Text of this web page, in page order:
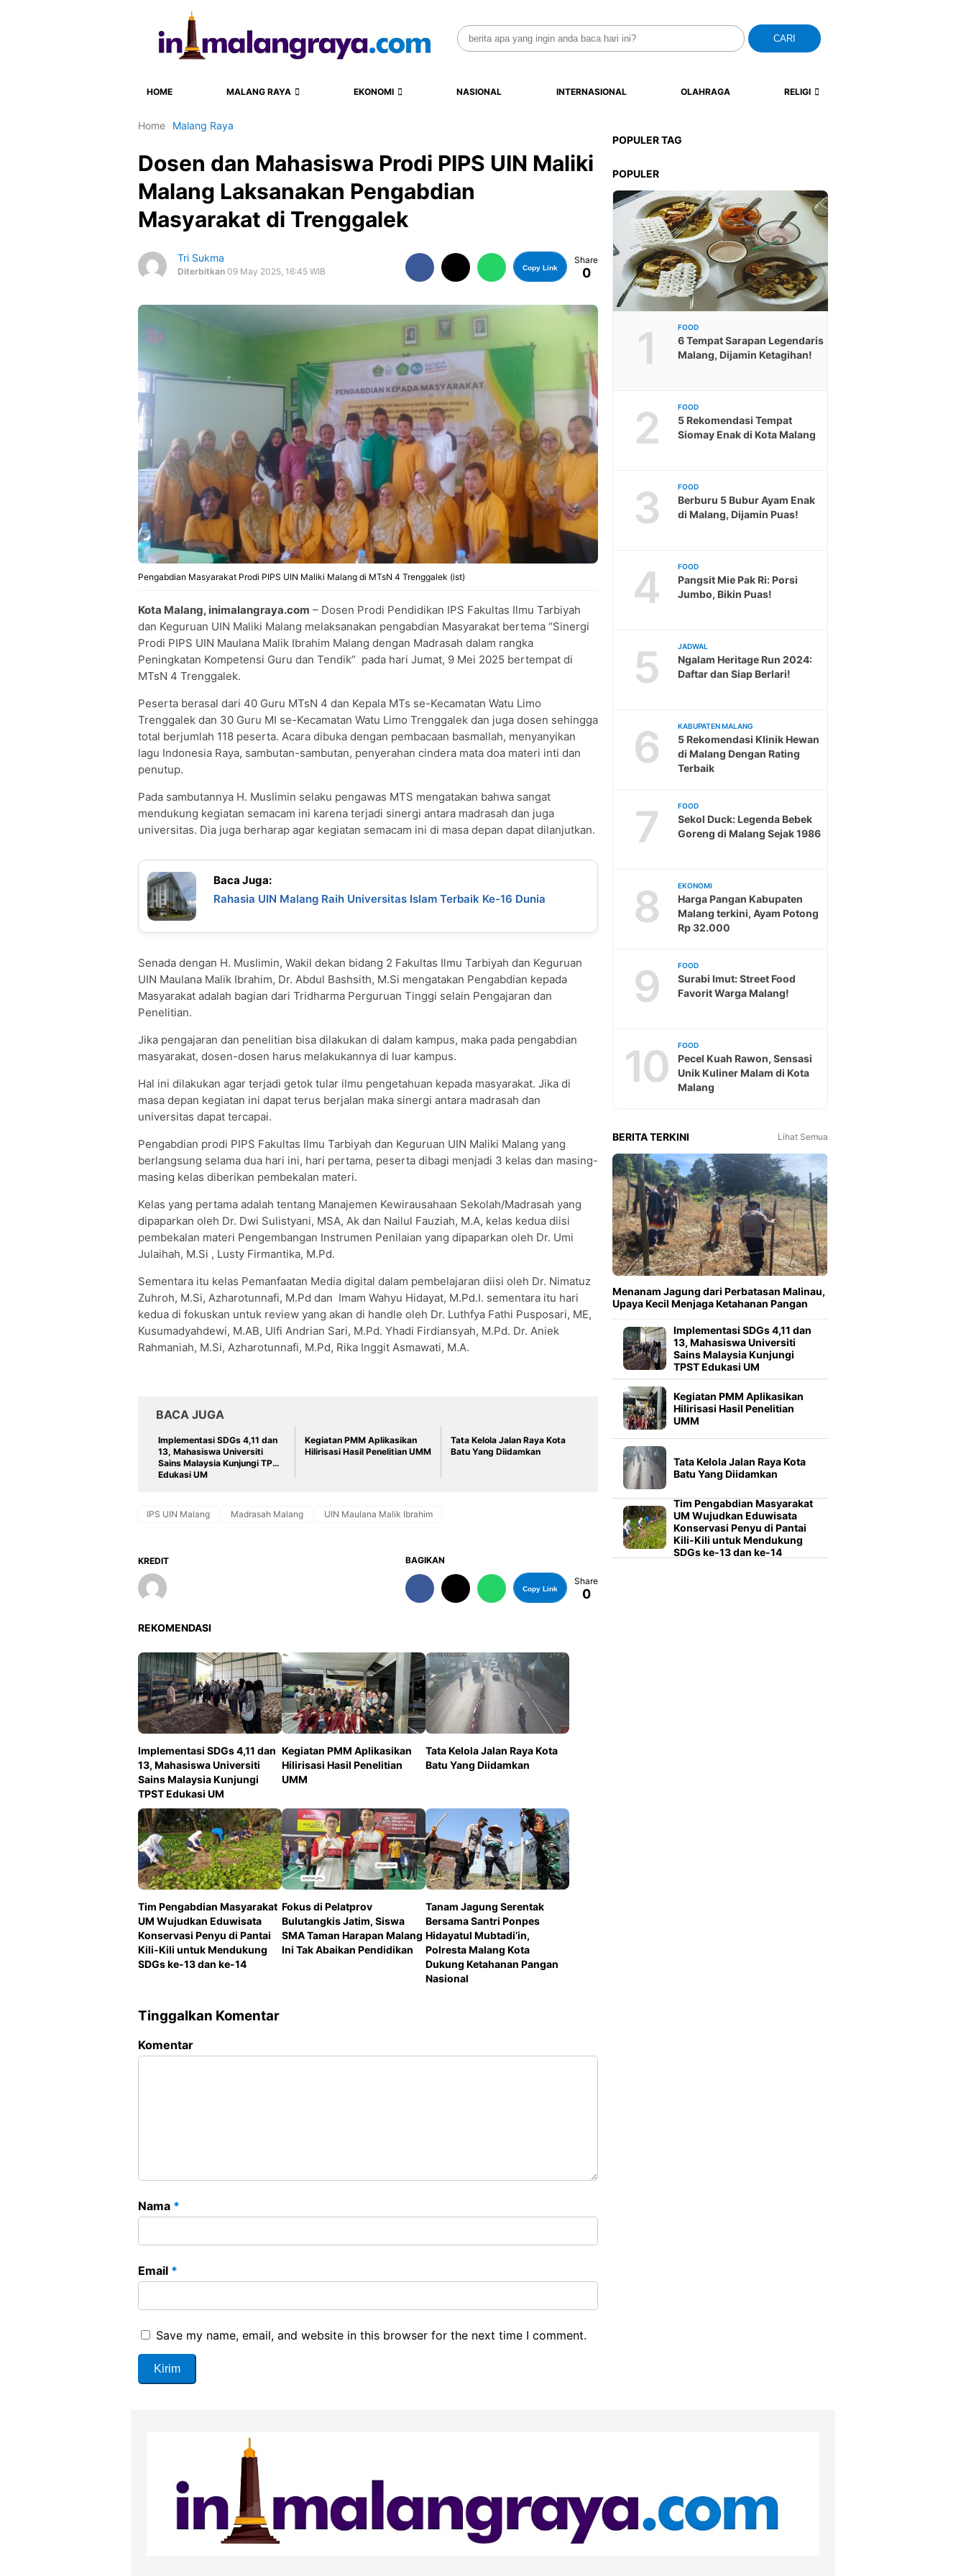
Search
for:
CARI
HOME MALANG RAYA EKONOMI NASIONAL INTERNASIONAL OLAHRAGA RELIGI
Home Malang Raya
Dosen dan Mahasiswa Prodi PIPS UIN Maliki
Malang Laksanakan Pengabdian
Masyarakat di Trenggalek
Tri Sukma
Diterbitkan 09 May 2025, 16:45 WIB Copy Link
Share
0
Pengabdian Masyarakat Prodi PIPS UIN Maliki Malang di MTsN 4 Trenggalek (ist)
Kota Malang, inimalangraya.com – Dosen Prodi Pendidikan IPS Fakultas Ilmu Tarbiyah
dan Keguruan UIN Maliki Malang melaksanakan pengabdian Masyarakat bertema “Sinergi
Prodi PIPS UIN Maulana Malik Ibrahim Malang dengan Madrasah dalam rangka
Peningkatan Kompetensi Guru dan Tendik” pada hari Jumat, 9 Mei 2025 bertempat di
MTsN 4 Trenggalek.
Peserta berasal dari 40 Guru MTsN 4 dan Kepala MTs se-Kecamatan Watu Limo
Trenggalek dan 30 Guru MI se-Kecamatan Watu Limo Trenggalek dan juga dosen sehingga
total berjumlah 118 peserta. Acara dibuka dengan pembacaan basmallah, menyanyikan
lagu Indonesia Raya, sambutan-sambutan, penyerahan cindera mata doa materi inti dan
penutup.
Pada sambutannya H. Muslimin selaku pengawas MTS mengatakan bahwa sangat
mendukung kegiatan semacam ini karena terjadi sinergi antara madrasah dan juga
universitas. Dia juga berharap agar kegiatan semacam ini di masa depan dapat dilanjutkan.
Baca Juga:
Rahasia UIN Malang Raih Universitas Islam Terbaik Ke-16 Dunia
Senada dengan H. Muslimin, Wakil dekan bidang 2 Fakultas Ilmu Tarbiyah dan Keguruan
UIN Maulana Malik Ibrahim, Dr. Abdul Bashsith, M.Si mengatakan Pengabdian kepada
Masyarakat adalah bagian dari Tridharma Perguruan Tinggi selain Pengajaran dan
Penelitian.
Jika pengajaran dan penelitian bisa dilakukan di dalam kampus, maka pada pengabdian
masyarakat, dosen-dosen harus melakukannya di luar kampus.
Hal ini dilakukan agar terjadi getok tular ilmu pengetahuan kepada masyarakat. Jika di
masa depan kegiatan ini dapat terus berjalan maka sinergi antara madrasah dan
universitas dapat tercapai.
Pengabdian prodi PIPS Fakultas Ilmu Tarbiyah dan Keguruan UIN Maliki Malang yang
berlangsung selama dua hari ini, hari pertama, peserta dibagi menjadi 3 kelas dan masing-
masing kelas diberikan pembekalan materi.
Kelas yang pertama adalah tentang Manajemen Kewirausahaan Sekolah/Madrasah yang
dipaparkan oleh Dr. Dwi Sulistyani, MSA, Ak dan Nailul Fauziah, M.A, kelas kedua diisi
pembekalan materi Pengembangan Instrumen Penilaian yang dipaparkan oleh Dr. Umi
Julaihah, M.Si , Lusty Firmantika, M.Pd.
Sementara itu kelas Pemanfaatan Media digital dalam pembelajaran diisi oleh Dr. Nimatuz
Zuhroh, M.Si, Azharotunnafi, M.Pd dan Imam Wahyu Hidayat, M.Pd.I. sementara itu hari
kedua di fokuskan untuk review yang akan di handle oleh Dr. Luthfya Fathi Pusposari, ME,
Kusumadyahdewi, M.AB, Ulfi Andrian Sari, M.Pd. Yhadi Firdiansyah, M.Pd. Dr. Aniek
Rahmaniah, M.Si, Azharotunnafi, M.Pd, Rika Inggit Asmawati, M.A.
BACA JUGA
Implementasi SDGs 4,11 dan
13, Mahasiswa Universiti
Sains Malaysia Kunjungi TPST
Edukasi UM
Kegiatan PMM Aplikasikan
Hilirisasi Hasil Penelitian UMM
Tata Kelola Jalan Raya Kota
Batu Yang Diidamkan
IPS UIN Malang Madrasah Malang UIN Maulana Malik Ibrahim
KREDIT BAGIKAN
Copy Link
Share
0
REKOMENDASI
Implementasi SDGs 4,11 dan
13, Mahasiswa Universiti
Sains Malaysia Kunjungi
TPST Edukasi UM
Kegiatan PMM Aplikasikan
Hilirisasi Hasil Penelitian
UMM
Tata Kelola Jalan Raya Kota
Batu Yang Diidamkan
Tim Pengabdian Masyarakat
UM Wujudkan Eduwisata
Konservasi Penyu di Pantai
Kili-Kili untuk Mendukung
SDGs ke-13 dan ke-14
Fokus di Pelatprov
Bulutangkis Jatim, Siswa
SMA Taman Harapan Malang
Ini Tak Abaikan Pendidikan
Tanam Jagung Serentak
Bersama Santri Ponpes
Hidayatul Mubtadi’in,
Polresta Malang Kota
Dukung Ketahanan Pangan
Nasional
Tinggalkan Komentar
Komentar
Nama *
Email *
Save my name, email, and website in this browser for the next time I comment.
POPULER TAG
POPULER
1 FOOD
6 Tempat Sarapan Legendaris
Malang, Dijamin Ketagihan!
2 FOOD
5 Rekomendasi Tempat
Siomay Enak di Kota Malang
3 FOOD
Berburu 5 Bubur Ayam Enak
di Malang, Dijamin Puas!
4 FOOD
Pangsit Mie Pak Ri: Porsi
Jumbo, Bikin Puas!
5 JADWAL
Ngalam Heritage Run 2024:
Daftar dan Siap Berlari!
6 KABUPATEN MALANG
5 Rekomendasi Klinik Hewan
di Malang Dengan Rating
Terbaik
7 FOOD
Sekol Duck: Legenda Bebek
Goreng di Malang Sejak 1986
8 EKONOMI
Harga Pangan Kabupaten
Malang terkini, Ayam Potong
Rp 32.000
9 FOOD
Surabi Imut: Street Food
Favorit Warga Malang!
10 FOOD
Pecel Kuah Rawon, Sensasi
Unik Kuliner Malam di Kota
Malang
BERITA TERKINI Lihat Semua
Menanam Jagung dari Perbatasan Malinau,
Upaya Kecil Menjaga Ketahanan Pangan
Implementasi SDGs 4,11 dan
13, Mahasiswa Universiti
Sains Malaysia Kunjungi
TPST Edukasi UM
Kegiatan PMM Aplikasikan
Hilirisasi Hasil Penelitian
UMM
Tata Kelola Jalan Raya Kota
Batu Yang Diidamkan
Tim Pengabdian Masyarakat
UM Wujudkan Eduwisata
Konservasi Penyu di Pantai
Kili-Kili untuk Mendukung
SDGs ke-13 dan ke-14